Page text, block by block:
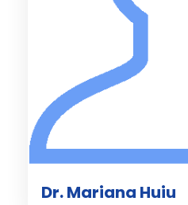
Dr. Mariana Huiu